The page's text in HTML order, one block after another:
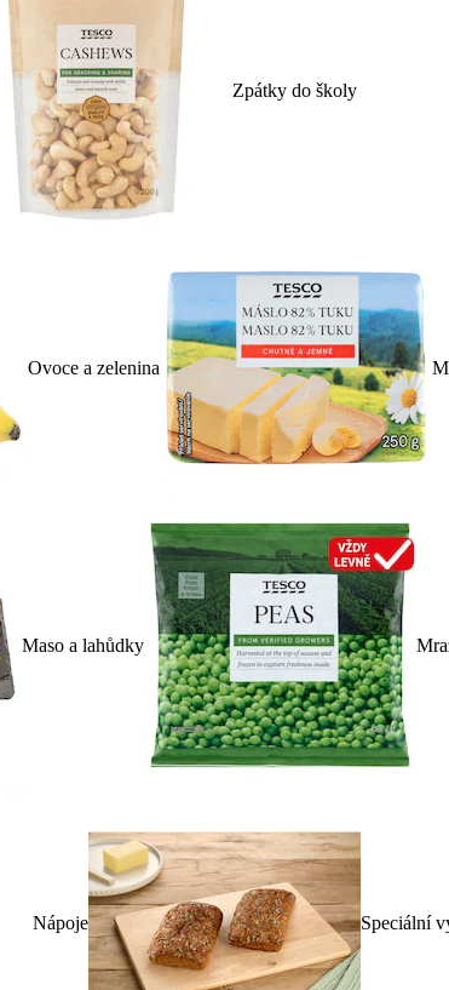
Zpátky do školy
Ovoce a zelenina
Maso a lahůdky
Nápoje Speciální